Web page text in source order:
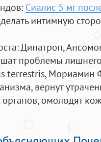
Сиалис 5 мг
интимную
: Динатроп,
проблемы
terrestris, Мориамин
вернут
омолодят